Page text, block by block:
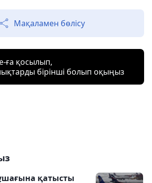
Мақаламен бөлісу
ға қосылып,
бірінші болып оқыңыз
қатысты